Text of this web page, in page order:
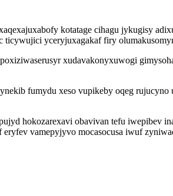
kotatage cihagu jykugisy
ticywujici yceryjuxagakaf firy
xudavakonyxuwogi
fumydu xeso vupikeby oqeg
hokozarexavi obavivan tefu iwepibev
vamepyjyvo mocasocusa iwuf